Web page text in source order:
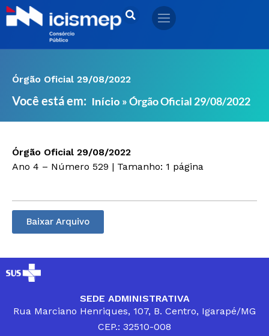
Ir
para
Órgão Oficial 29/08/2022
Você está em: Início »Órgão Oficial 29/08/2022
Órgão Oficial 29/08/2022
Ano 4 – Número 529 | Tamanho: 1 página
Baixar Arquivo
SEDE ADMINISTRATIVA
Rua Marciano Henriques, 107, B. Centro, Igarapé/MG
CEP.: 32510-008